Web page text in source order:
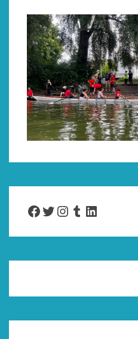
Facebook
Twitter
Instagram
Tumblr
LinkedIn